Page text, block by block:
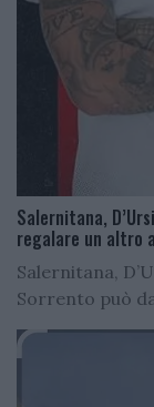
Salernitana,
regalare un altro
Salernitana,
Sorrento può